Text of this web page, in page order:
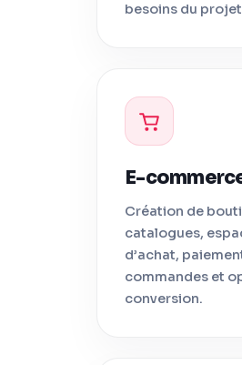
besoins du
E-
Création de
catalogues,
d’achat,
commandes et
conversion.